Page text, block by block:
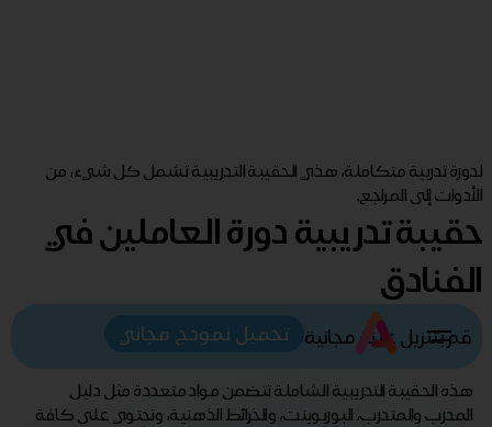
لدورة تدربية متكاملة، هذي الحقيبة التدريبية تشمل كل شيء، من
الأدوات إلى المراجع.
حقيبة تدريبية دورة العاملين في
الفنادق
قم بتنزيل عينة مجانية تحميل نموذج مجاني
هذه الحقيبة التدريبية الشاملة تتضمن مواد متعددة مثل دليل
المدرب والمتدرب، البوربوينت، والخرائط الذهنية، وتحتوي على كافة